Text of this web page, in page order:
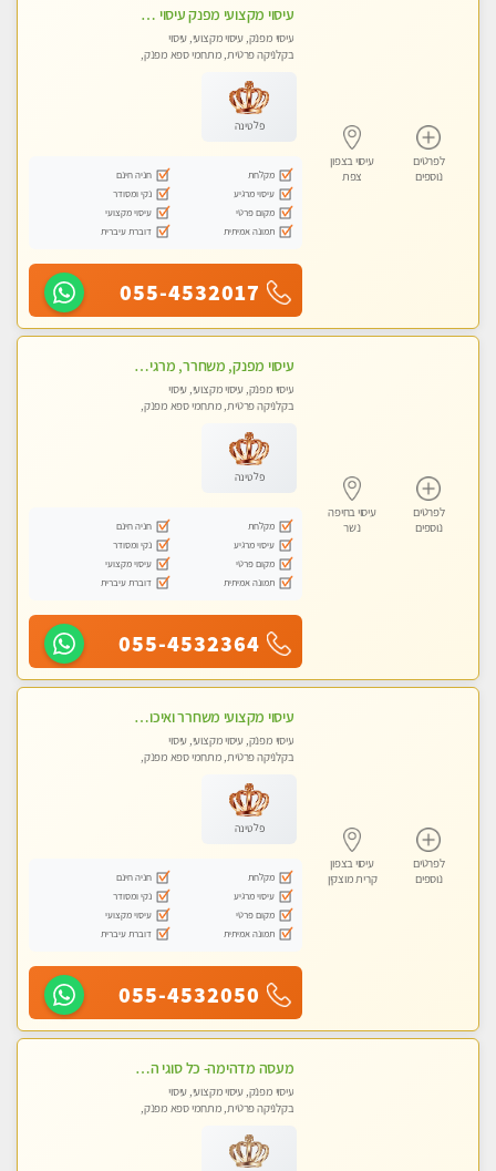
לפרטים
נוספים
עיסוי בצפון
צפת
עיסוי מקצועי מפנק עיסוי עם אבנים חמות. מעסה עם תעודות. טיפול מרגיע ומפנק באווירה נעימה ושקטה
עיסוי מפנק, עיסוי מקצועי, עיסוי
בקלניקה פרטית, מתחמי ספא מפנק,
פלטינה
מקלחת
חניה חינם
עיסוי מרגיע
נקי ומסודר
מקום פרטי
עיסוי מקצועי
תמונה אמיתית
דוברת עיברית
055-4532017
לפרטים
נוספים
עיסוי בחיפה
נשר
עיסוי מפנק, משחרר, מרגיע, טנטרה, עיסוי שבדי מקצועי ללא שירותי מין
עיסוי מפנק, עיסוי מקצועי, עיסוי
בקלניקה פרטית, מתחמי ספא מפנק,
פלטינה
מקלחת
חניה חינם
עיסוי מרגיע
נקי ומסודר
מקום פרטי
עיסוי מקצועי
תמונה אמיתית
דוברת עיברית
055-4532364
לפרטים
נוספים
עיסוי בצפון
קרית מוצקין
עיסוי מקצועי משחרר ואיכותי והכי טוב בעיר - מרגיע ומפנק
עיסוי מפנק, עיסוי מקצועי, עיסוי
בקלניקה פרטית, מתחמי ספא מפנק,
פלטינה
מקלחת
חניה חינם
עיסוי מרגיע
נקי ומסודר
מקום פרטי
עיסוי מקצועי
תמונה אמיתית
דוברת עיברית
055-4532050
מעסה מדהימה- כל סוגי העיסויים מעסה מקצועית ואיכותית פרטי!!! לחוויה בלתי נשכחת!!
עיסוי מפנק, עיסוי מקצועי, עיסוי
בקלניקה פרטית, מתחמי ספא מפנק,